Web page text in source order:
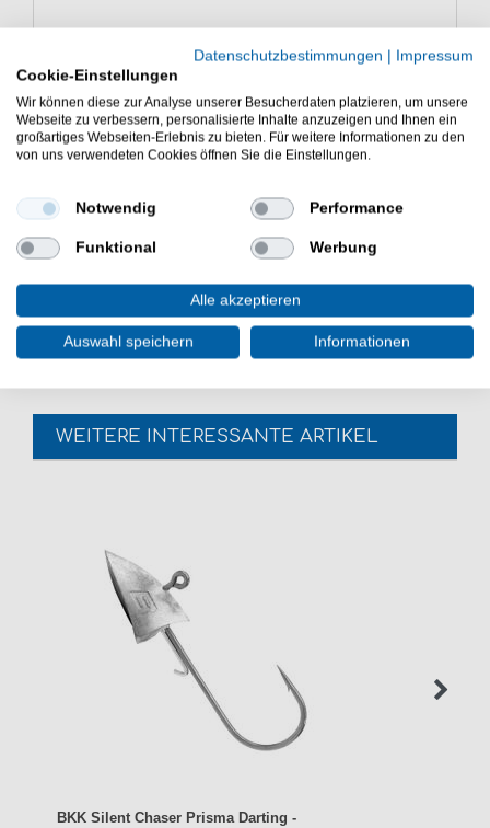
Eigenschaften der Gamakatsu G-
Line Shock Leader Vorfachschnur
Schnur zum Binden von Vorfächern
hohe Tragkraftwerte
hohe Flexibilität
hohe Knotenfestigkeit
Vorfachschnur ist eine gute Wahl bei der Angelei mit
Kunstködern. Angelzubehör für das aktive Spinnangeln.
WEITERE INTERESSANTE ARTIKEL
BKK Silent Chaser Prisma Darting -
Datenschutzbestimmungen | Impressum
Cookie-Einstellungen
Wir können diese zur Analyse unserer Besucherdaten platzieren, um unsere
Webseite zu verbessern, personalisierte Inhalte anzuzeigen und Ihnen ein
großartiges Webseiten-Erlebnis zu bieten. Für weitere Informationen zu den
von uns verwendeten Cookies öffnen Sie die Einstellungen.
Notwendig Performance
Funktional Werbung
Alle akzeptieren
Auswahl speichern Informationen